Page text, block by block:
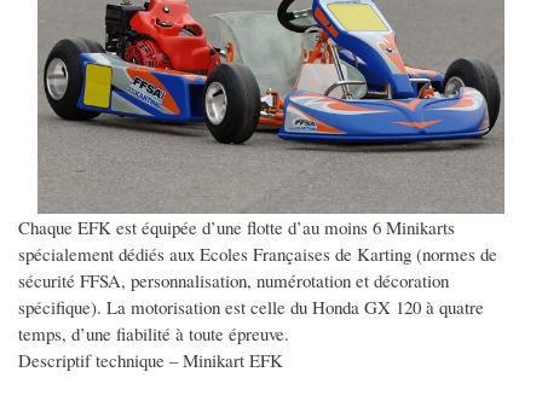
Chaque EFK est équipée d’une flotte d’au moins 6 Minikarts
spécialement dédiés aux Ecoles Françaises de Karting (normes de
sécurité FFSA, personnalisation, numérotation et décoration
spécifique). La motorisation est celle du Honda GX 120 à quatre
temps, d’une fiabilité à toute épreuve.
Descriptif technique – Minikart EFK